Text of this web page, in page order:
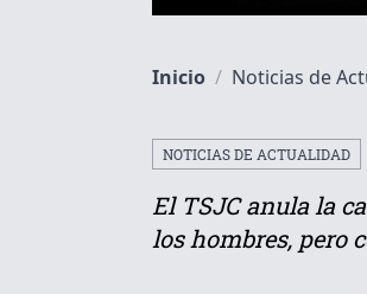
Inicio / Noticias de
NOTICIAS DE ACTUALIDAD
El TSJC anula la
los hombres, pero